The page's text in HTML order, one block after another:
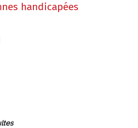
handicapées